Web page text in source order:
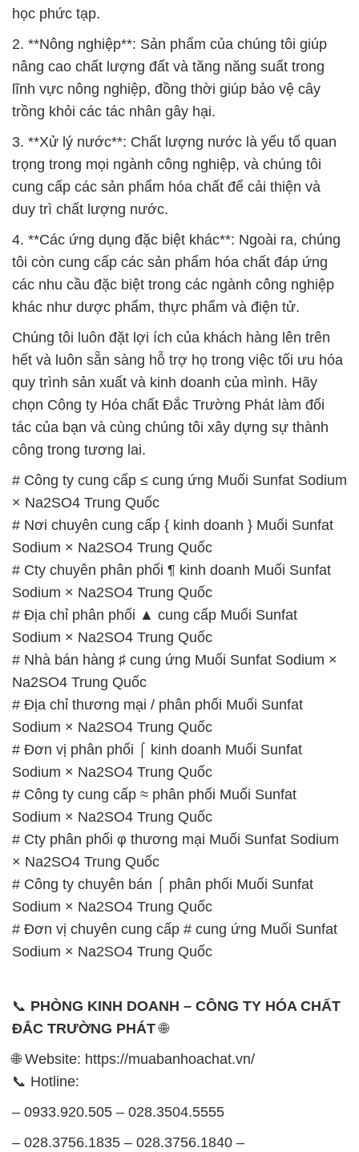
học phức tạp.
2. **Nông nghiệp**: Sản phẩm của chúng tôi giúp
nâng cao chất lượng đất và tăng năng suất trong
lĩnh vực nông nghiệp, đồng thời giúp bảo vệ cây
trồng khỏi các tác nhân gây hại.
3. **Xử lý nước**: Chất lượng nước là yếu tố quan
trọng trong mọi ngành công nghiệp, và chúng tôi
cung cấp các sản phẩm hóa chất để cải thiện và
duy trì chất lượng nước.
4. **Các ứng dụng đặc biệt khác**: Ngoài ra, chúng
tôi còn cung cấp các sản phẩm hóa chất đáp ứng
các nhu cầu đặc biệt trong các ngành công nghiệp
khác như dược phẩm, thực phẩm và điện tử.
Chúng tôi luôn đặt lợi ích của khách hàng lên trên
hết và luôn sẵn sàng hỗ trợ họ trong việc tối ưu hóa
quy trình sản xuất và kinh doanh của mình. Hãy
chọn Công ty Hóa chất Đắc Trường Phát làm đối
tác của bạn và cùng chúng tôi xây dựng sự thành
công trong tương lai.
# Công ty cung cấp ≤ cung ứng Muối Sunfat Sodium
× Na2SO4 Trung Quốc
# Nơi chuyên cung cấp { kinh doanh } Muối Sunfat
Sodium × Na2SO4 Trung Quốc
# Cty chuyên phân phối ¶ kinh doanh Muối Sunfat
Sodium × Na2SO4 Trung Quốc
# Địa chỉ phân phối ▲ cung cấp Muối Sunfat
Sodium × Na2SO4 Trung Quốc
# Nhà bán hàng ♯ cung ứng Muối Sunfat Sodium ×
Na2SO4 Trung Quốc
# Địa chỉ thương mại / phân phối Muối Sunfat
Sodium × Na2SO4 Trung Quốc
# Đơn vị phân phối ⌠ kinh doanh Muối Sunfat
Sodium × Na2SO4 Trung Quốc
# Công ty cung cấp ≈ phân phối Muối Sunfat
Sodium × Na2SO4 Trung Quốc
# Cty phân phối φ thương mại Muối Sunfat Sodium
× Na2SO4 Trung Quốc
# Công ty chuyên bán ⌠ phân phối Muối Sunfat
Sodium × Na2SO4 Trung Quốc
# Đơn vị chuyên cung cấp # cung ứng Muối Sunfat
Sodium × Na2SO4 Trung Quốc
📞 PHÒNG KINH DOANH – CÔNG TY HÓA CHẤT
ĐẮC TRƯỜNG PHÁT🌐
🌐 Website: https://muabanhoachat.vn/
📞 Hotline:
– 0933.920.505 – 028.3504.5555
– 028.3756.1835 – 028.3756.1840 –